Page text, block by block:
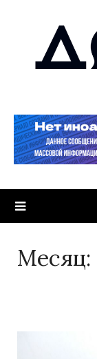
Месяц: